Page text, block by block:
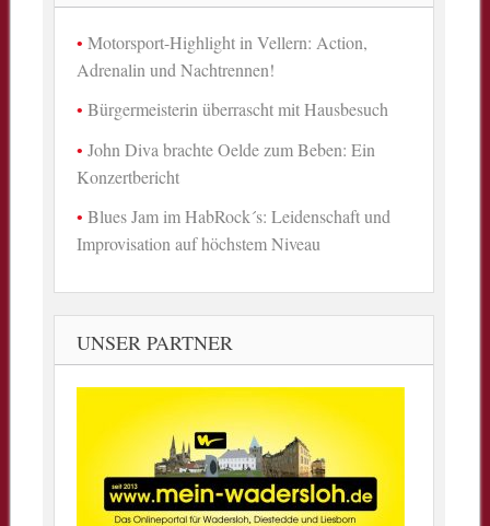
Motorsport-Highlight in Vellern: Action,
Adrenalin und Nachtrennen!
Bürgermeisterin überrascht mit Hausbesuch
John Diva brachte Oelde zum Beben: Ein
Konzertbericht
Blues Jam im HabRock´s: Leidenschaft und
Improvisation auf höchstem Niveau
UNSER PARTNER